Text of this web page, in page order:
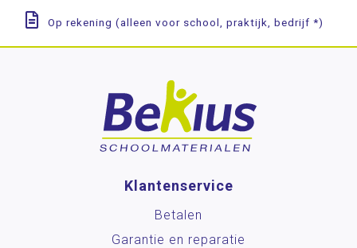
Op rekening (alleen voor school, praktijk, bedrijf *)
Klantenservice
Betalen
Garantie en reparatie